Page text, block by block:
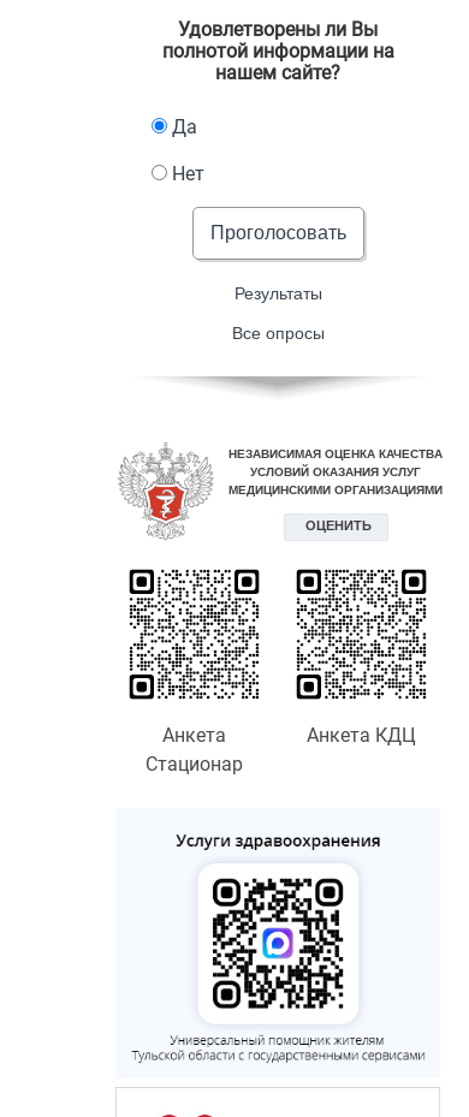
Удовлетворены ли Вы
полнотой информации на
нашем сайте?
Да
Нет
Проголосовать
Результаты
Все опросы
Анкета
Стационар
Анкета КДЦ